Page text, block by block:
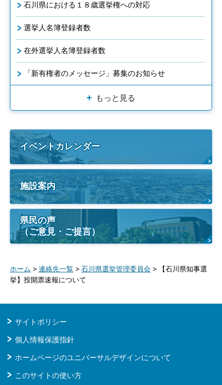
石川県における１８歳選挙権への対応
選挙人名簿登録者数
在外選挙人名簿登録者数
「新有権者のメッセージ」募集のお知らせ
もっと見る
イベントカレンダー
施設案内
県民の声
（ご意見・ご提言）
ホーム > 連絡先一覧 > 石川県選挙管理委員会 > 【石川県知事選
挙】投開票速報について
サイトポリシー
個人情報保護指針
ホームページのユニバーサルデザインについて
このサイトの使い方